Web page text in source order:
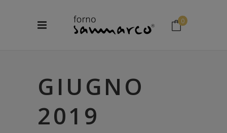
0
GIUGNO
2019